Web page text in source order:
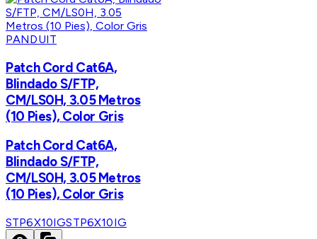
PANDUIT
Patch Cord Cat6A,
Blindado S/FTP,
CM/LS0H, 3.05 Metros
(10 Pies), Color Gris
Patch Cord Cat6A,
Blindado S/FTP,
CM/LS0H, 3.05 Metros
(10 Pies), Color Gris
STP6X10IGSTP6X10IG